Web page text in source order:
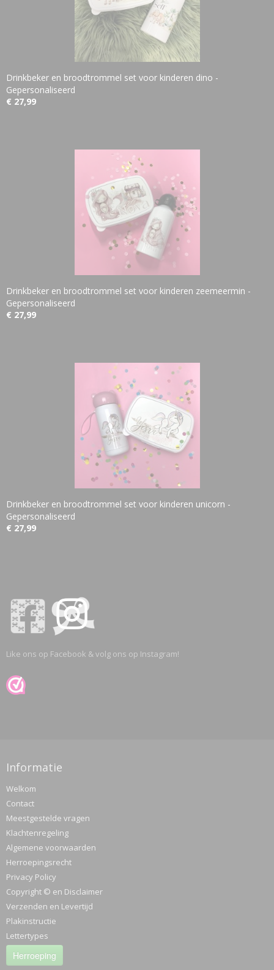
Drinkbeker en broodtrommel set voor kinderen dino -
Gepersonaliseerd
€ 27,99
Drinkbeker en broodtrommel set voor kinderen zeemeermin -
Gepersonaliseerd
€ 27,99
Drinkbeker en broodtrommel set voor kinderen unicorn -
Gepersonaliseerd
€ 27,99
Like ons op Facebook & volg ons op Instagram!
Informatie
Welkom
Contact
Meestgestelde vragen
Klachtenregeling
Algemene voorwaarden
Herroepingsrecht
Privacy Policy
Copyright © en Disclaimer
Verzenden en Levertijd
Plakinstructie
Lettertypes
Herroeping